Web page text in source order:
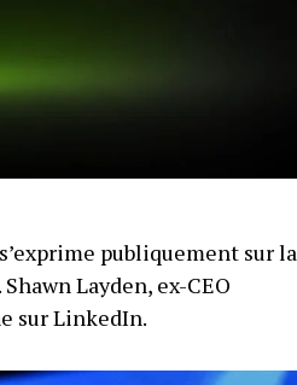
publiquement sur la
Layden, ex-CEO
sur LinkedIn.